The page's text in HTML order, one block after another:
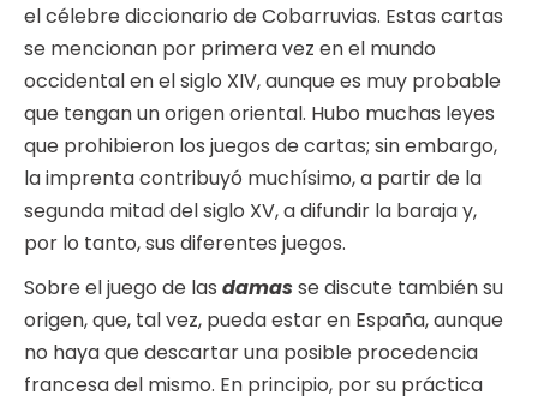
el célebre diccionario de Cobarruvias. Estas cartas
se mencionan por primera vez en el mundo
occidental en el siglo XIV, aunque es muy probable
que tengan un origen oriental. Hubo muchas leyes
que prohibieron los juegos de cartas; sin embargo,
la imprenta contribuyó muchísimo, a partir de la
segunda mitad del siglo XV, a difundir la baraja y,
por lo tanto, sus diferentes juegos.
Sobre el juego de las damasse discute también su
origen, que, tal vez, pueda estar en España, aunque
no haya que descartar una posible procedencia
francesa del mismo. En principio, por su práctica